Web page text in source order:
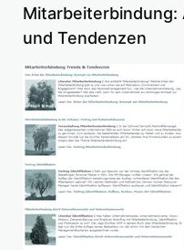
Mitarbeiterbindung:
und Tendenzen